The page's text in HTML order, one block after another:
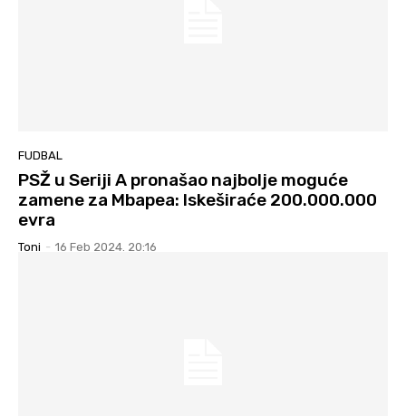
FUDBAL
PSŽ u Seriji A pronašao najbolje moguće
zamene za Mbapea: Iskeširaće 200.000.000
evra
Toni - 16 Feb 2024. 20:16